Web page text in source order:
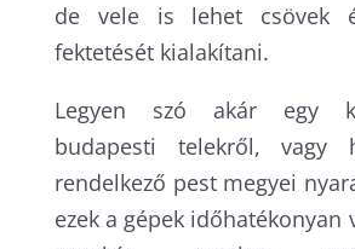
de vele is lehet csövek
fektetését kialakítani.
Legyen szó akár egy
budapesti telekről, vagy
rendelkező pest megyei
ezek a gépek időhatékonyan